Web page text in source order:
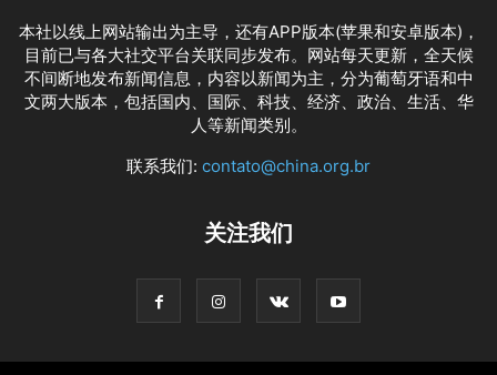
本社以线上网站输出为主导，还有APP版本(苹果和安卓版本)，
目前已与各大社交平台关联同步发布。网站每天更新，全天候
不间断地发布新闻信息，内容以新闻为主，分为葡萄牙语和中
文两大版本，包括国内、国际、科技、经济、政治、生活、华
人等新闻类别。
联系我们: contato@china.org.br
关注我们